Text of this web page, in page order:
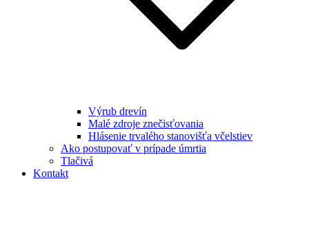
Výrub drevín
Malé zdroje znečisťovania
Hlásenie trvalého stanovišťa včelstiev
Ako postupovať v prípade úmrtia
Tlačivá
Kontakt